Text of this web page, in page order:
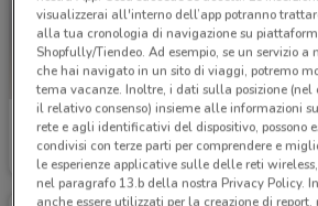
Conad
Scade il 30/09 9.6 km Scade
visualizzerai all'interno dell’app potranno
alla tua cronologia di navigazione su
Shopfully/Tiendeo. Ad esempio, se un servizio
che hai navigato in un sito di viaggi, potremo
tema vacanze. Inoltre, i dati sulla posizione (nel
il relativo consenso) insieme alle informazioni
rete e agli identificativi del dispositivo, possono
condivisi con terze parti per comprendere e
le esperienze applicative sulle delle reti
nel paragrafo 13.b della nostra Privacy Policy.
anche essere utilizzati per la creazione di